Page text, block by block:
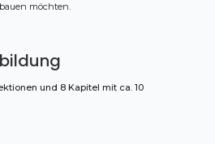
möchten.
und 8 Kapitel mit ca. 10